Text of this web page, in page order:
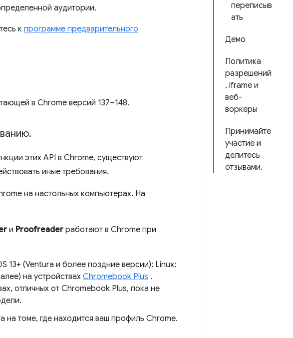
переписыв
ать
Демо
Политика
разрешений
, iframe и
веб-
воркеры
Принимайте
участие и
делитесь
отзывами.
аудитории.
к программе предварительного
в Chrome версий 137–148.
.
этих API в Chrome, существуют
иные требования.
на настольных компьютерах. На
и Proofreader работают в Chrome при
13+ (Ventura и более поздние версии); Linux;
на устройствахChromebook Plus .
отличных от Chromebook Plus, пока не
на томе, где находится ваш профиль Chrome.